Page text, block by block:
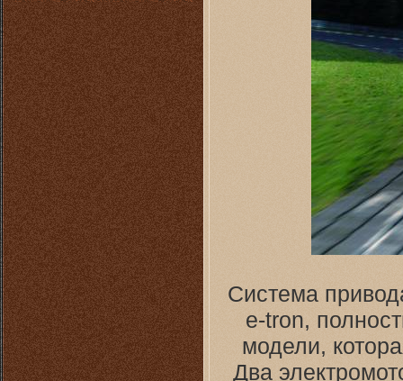
Система
e-tron,
модели,
Два